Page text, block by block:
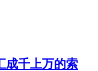
成千上万的索